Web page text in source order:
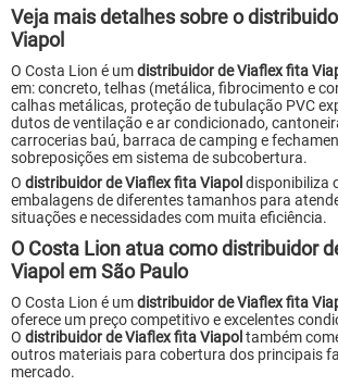
Veja mais detalhes sobre o
Viapol
O Costa Lion é umdistribuidor de Viaflex fita
em: concreto, telhas (metálica, fibrocimento e
calhas metálicas, proteção de tubulação PVC
dutos de ventilação e ar condicionado,
carrocerias baú, barraca de camping e
sobreposições em sistema de subcobertura.
O distribuidor de Viaflex fita Viapoldisponibiliza
embalagens de diferentes tamanhos para
situações e necessidades com muita eficiência.
O Costa Lion atua como distribuidor
Viapol em São Paulo
O Costa Lion é umdistribuidor de Viaflex fita
oferece um preço competitivo e excelentes
O distribuidor de Viaflex fita Viapoltambém
outros materiais para cobertura dos principais
mercado.